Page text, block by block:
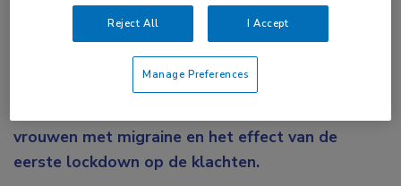
de plaatsbepaling van de monoklonale
antilichamen tegen CGRP(-R) bij chronische
migraine en de rol van medicatieovergebruik.
Daarnaast behandelde ze het verhoogde risico
vrouwen met migraine en het effect van de
eerste lockdown op de klachten.
Reject All I Accept
Manage Preferences